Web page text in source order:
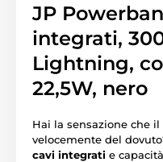
JP
integrati,
Lightning,
22,5W, nero
Hai la sensazione che
velocemente del
cavi integrati e